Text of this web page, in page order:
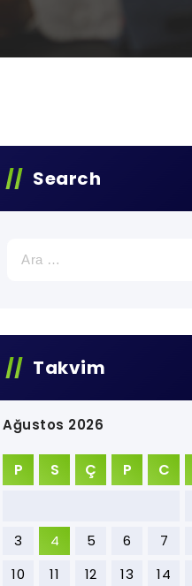
Search
Takvim
Ağustos 2026
P S Ç P C
3
4 5 6 7
10
11 12 13 14